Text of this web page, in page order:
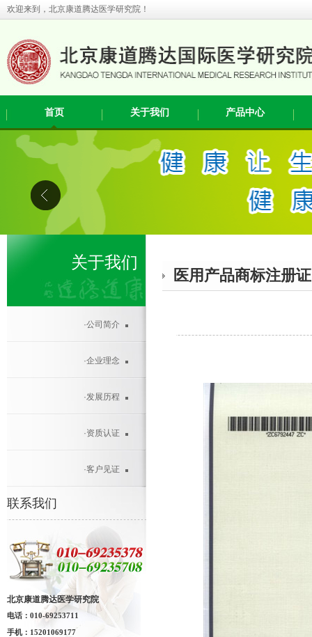
欢迎来到，北京康道腾达医学研究院！
首页 关于我们 产品中心
关于我们
·公司简介
·企业理念
·发展历程
·资质认证
·客户见证
联系我们
北京康道腾达医学研究院
电话： 010-69253711
手机： 15201069177
医用产品商标注册证